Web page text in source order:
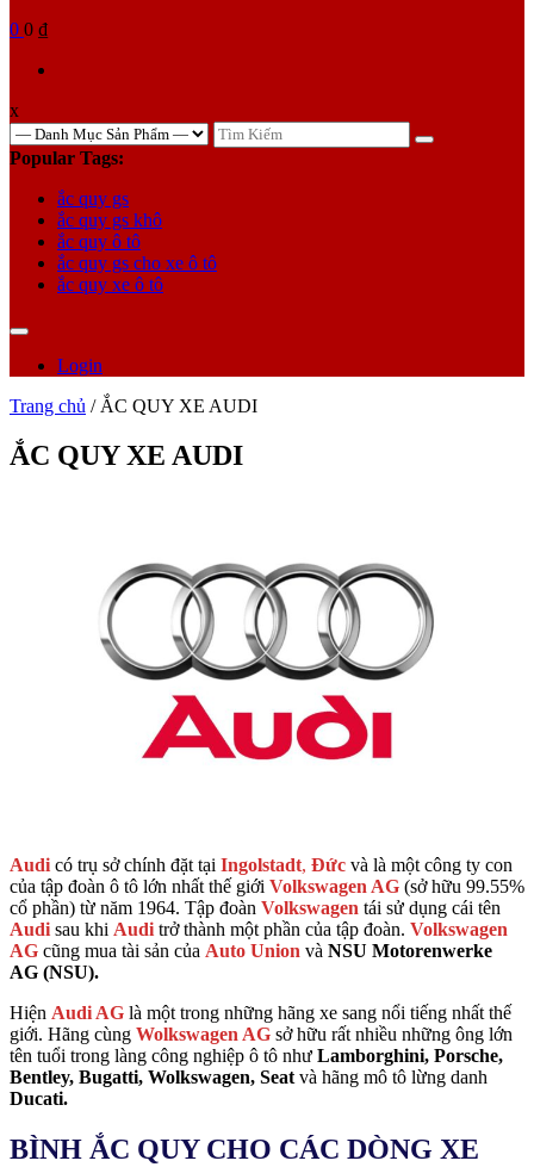
0 0 ₫
x
TÌM
KIẾM
Popular Tags:
ắc quy gs
ắc quy gs khô
ắc quy ô tô
ắc quy gs cho xe ô tô
ắc quy xe ô tô
Login
Trang chủ / ẮC QUY XE AUDI
ẮC QUY XE AUDI
Audi có trụ sở chính đặt tại Ingolstadt, Đức và là một công ty con
của tập đoàn ô tô lớn nhất thế giới Volkswagen AG (sở hữu 99.55%
cổ phần) từ năm 1964. Tập đoàn Volkswagen tái sử dụng cái tên
Audi sau khi Audi trở thành một phần của tập đoàn. Volkswagen
AG cũng mua tài sản của Auto Union và NSU Motorenwerke
AG (NSU).
Hiện Audi AG là một trong những hãng xe sang nổi tiếng nhất thế
giới. Hãng cùng Wolkswagen AG sở hữu rất nhiều những ông lớn
tên tuổi trong làng công nghiệp ô tô như Lamborghini, Porsche,
Bentley, Bugatti, Wolkswagen, Seat và hãng mô tô lừng danh
Ducati.
BÌNH ẮC QUY CHO CÁC DÒNG XE